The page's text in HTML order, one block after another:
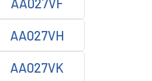
AA027VH
AA027VK